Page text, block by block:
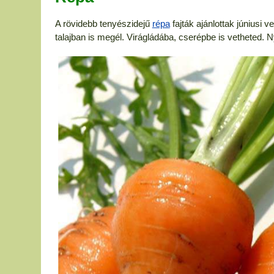
A rövidebb tenyészidejű répafajták ajánlottak júniusi
talajban is megél. Virágládába, cserépbe is vetheted.